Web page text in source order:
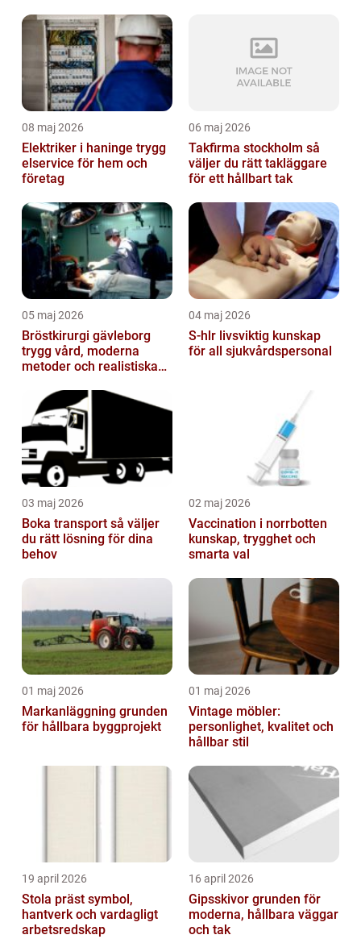
08 maj 2026
Elektriker i haninge trygg
elservice för hem och
företag
06 maj 2026
Takfirma stockholm så
väljer du rätt takläggare
för ett hållbart tak
05 maj 2026
Bröstkirurgi gävleborg
trygg vård, moderna
metoder och realistiska
04 maj 2026
S-hlr livsviktig kunskap
för all sjukvårdspersonal
03 maj 2026
Boka transport så väljer
du rätt lösning för dina
behov
02 maj 2026
Vaccination i norrbotten
kunskap, trygghet och
smarta val
01 maj 2026
Markanläggning grunden
för hållbara byggprojekt
01 maj 2026
Vintage möbler:
personlighet, kvalitet och
hållbar stil
19 april 2026
Stola präst symbol,
hantverk och vardagligt
arbetsredskap
16 april 2026
Gipsskivor grunden för
moderna, hållbara väggar
och tak